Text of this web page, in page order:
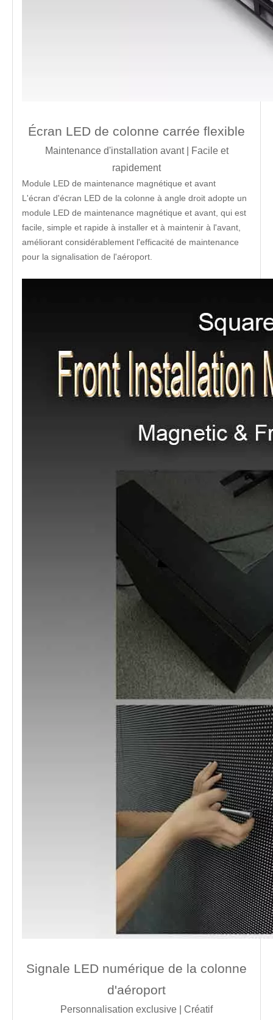
Écran LED de colonne carrée flexible
Maintenance d'installation avant | Facile et
rapidement
Module LED de maintenance magnétique et avant
L'écran d'écran LED de la colonne à angle droit adopte un
module LED de maintenance magnétique et avant, qui est
facile, simple et rapide à installer et à maintenir à l'avant,
améliorant considérablement l'efficacité de maintenance
pour la signalisation de l'aéroport.
Signale LED numérique de la colonne
d'aéroport
Personnalisation exclusive | Créatif